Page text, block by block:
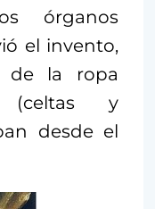
órganos
el invento,
de la ropa
(celtas y
desde el